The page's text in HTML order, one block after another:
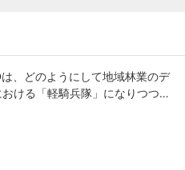
、どのようにして地域林業のデ
ける「軽騎兵隊」になりつつあ